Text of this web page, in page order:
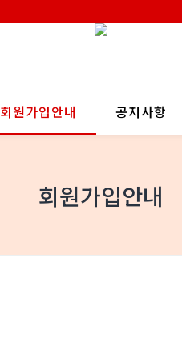
회원가입안내 공지사항
회원가입안내